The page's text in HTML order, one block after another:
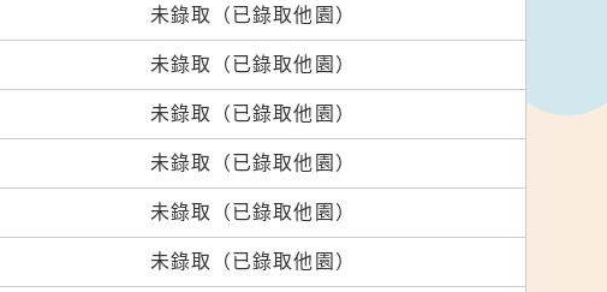
未錄取（已錄取他園）
未錄取（已錄取他園）
未錄取（已錄取他園）
未錄取（已錄取他園）
未錄取（已錄取他園）
未錄取（已錄取他園）